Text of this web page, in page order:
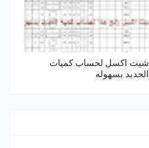
شيت اكسل لحساب كميات
الحديد بسهوله